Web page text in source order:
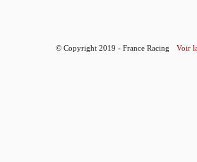
© Copyright 2019 - France Racing Voir